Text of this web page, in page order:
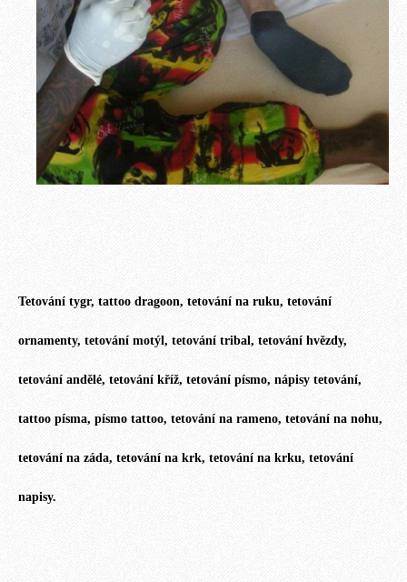
Tetování tygr, tattoo dragoon, tetování na ruku, tetování
ornamenty, tetování motýl, tetování tribal, tetování hvězdy,
tetování andělé, tetování kříž, tetování písmo, nápisy tetování,
tattoo písma, písmo tattoo, tetování na rameno, tetování na nohu,
tetování na záda, tetování na krk, tetování na krku, tetování
napisy.